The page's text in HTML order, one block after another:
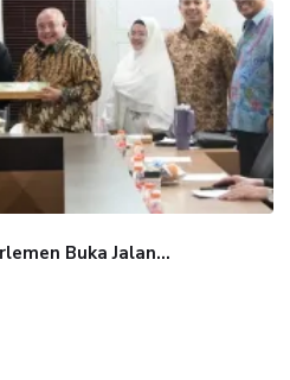
Buka Jalan...